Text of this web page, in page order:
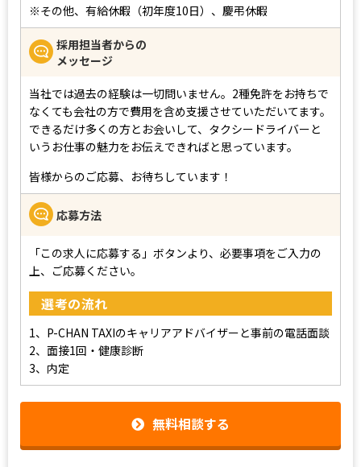
※その他、有給休暇（初年度10日）、慶弔休暇
採用担当者からの
メッセージ
当社では過去の経験は一切問いません。2種免許をお持ちで
なくても会社の方で費用を含め支援させていただいてます。
できるだけ多くの方とお会いして、タクシードライバーと
いうお仕事の魅力をお伝えできればと思っています。
皆様からのご応募、お待ちしています！
応募方法
「この求人に応募する」ボタンより、必要事項をご入力の
上、ご応募ください。
選考の流れ
1、P-CHAN TAXIのキャリアアドバイザーと事前の電話面談
2、面接1回・健康診断
3、内定
無料相談する